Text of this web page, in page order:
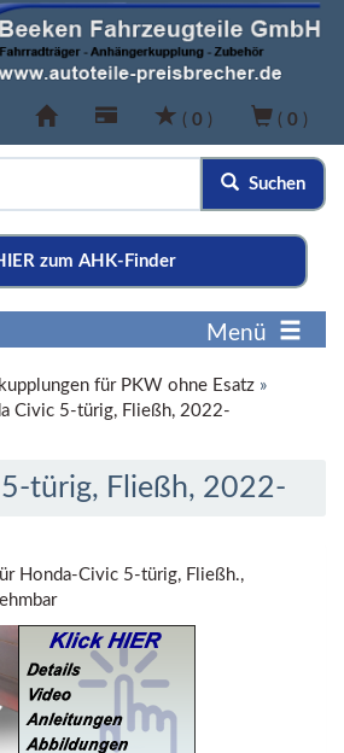
( 0 ) ( 0 )
Suchen
zum AHK-Finder
Menü
für PKW ohne Esatz »
Civic 5-türig, Fließh, 2022-
türig, Fließh, 2022-
Honda-Civic 5-türig, Fließh.,